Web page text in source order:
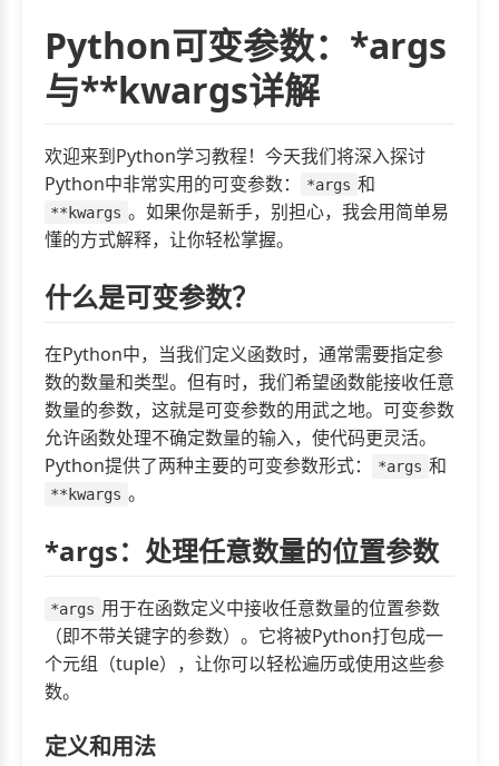
Python可变参数：*args
与**kwargs详解
欢迎来到Python学习教程！今天我们将深入探讨
Python中非常实用的可变参数：
*args 和
**kwargs 。如果你是新手，别担心，我会用简单易
懂的方式解释，让你轻松掌握。
什么是可变参数？
在Python中，当我们定义函数时，通常需要指定参
数的数量和类型。但有时，我们希望函数能接收任意
数量的参数，这就是可变参数的用武之地。可变参数
允许函数处理不确定数量的输入，使代码更灵活。
Python提供了两种主要的可变参数形式：
*args 和
**kwargs 。
*args：处理任意数量的位置参数
*args 用于在函数定义中接收任意数量的位置参数
（即不带关键字的参数）。它将被Python打包成一
个元组（tuple），让你可以轻松遍历或使用这些参
数。
定义和用法